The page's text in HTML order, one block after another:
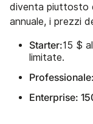
diventa piuttosto
annuale, i prezzi
Starter:15 $
limitate.
Professionale:
Enterprise: